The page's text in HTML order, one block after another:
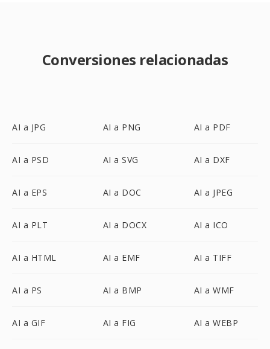
Conversiones relacionadas
AI a JPG AI a PNG AI a PDF
AI a PSD AI a SVG AI a DXF
AI a EPS AI a DOC AI a JPEG
AI a PLT AI a DOCX AI a ICO
AI a HTML AI a EMF AI a TIFF
AI a PS AI a BMP AI a WMF
AI a GIF AI a FIG AI a WEBP